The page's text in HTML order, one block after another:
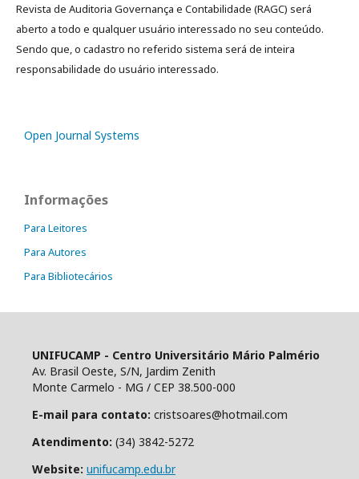
Revista de Auditoria Governança e Contabilidade (RAGC) será
aberto a todo e qualquer usuário interessado no seu conteúdo.
Sendo que, o cadastro no referido sistema será de inteira
responsabilidade do usuário interessado.
Open Journal Systems
Informações
Para Leitores
Para Autores
Para Bibliotecários
UNIFUCAMP - Centro Universitário Mário Palmério
Av. Brasil Oeste, S/N, Jardim Zenith
Monte Carmelo - MG / CEP 38.500-000
E-mail para contato: cristsoares@hotmail.com
Atendimento: (34) 3842-5272
Website: unifucamp.edu.br